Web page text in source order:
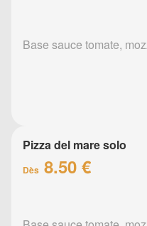
Base sauce tomate,
Pizza del mare solo
Dès 8.50 €